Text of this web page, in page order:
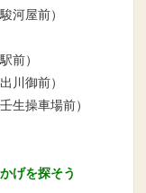
河屋前）
前）
川御前）
生操車場前）
げを探そう